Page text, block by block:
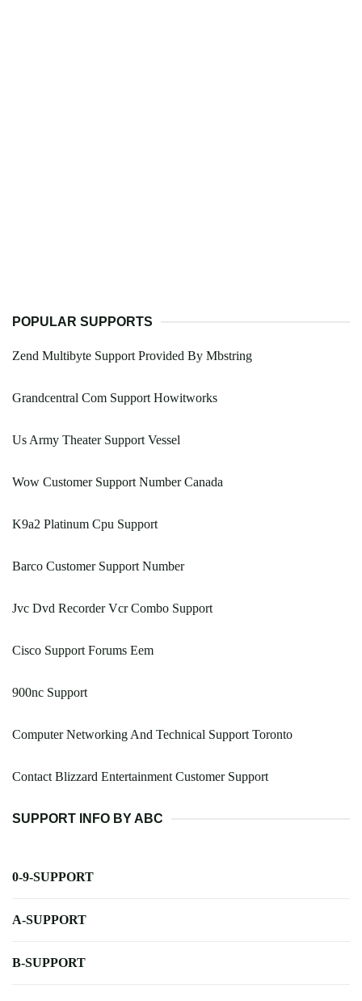
POPULAR SUPPORTS
Zend Multibyte Support Provided By Mbstring
Grandcentral Com Support Howitworks
Us Army Theater Support Vessel
Wow Customer Support Number Canada
K9a2 Platinum Cpu Support
Barco Customer Support Number
Jvc Dvd Recorder Vcr Combo Support
Cisco Support Forums Eem
900nc Support
Computer Networking And Technical Support Toronto
Contact Blizzard Entertainment Customer Support
SUPPORT INFO BY ABC
0-9-SUPPORT
A-SUPPORT
B-SUPPORT